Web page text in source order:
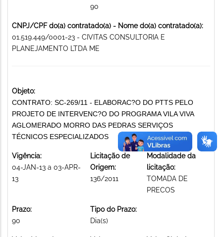
90
CNPJ/CPF do(a) contratado(a) - Nome do(a) contratado(a):
01.519.449/0001-23 - CIVITAS CONSULTORIA E
PLANEJAMENTO LTDA ME
Objeto:
CONTRATO: SC-269/11 - ELABORAC?O DO PTTS PELO
PROJETO DE INTERVENC?O DO PROGRAMA VILA VIVA
AGLOMERADO MORRO DAS PEDRAS SERVIÇOS
TÉCNICOS ESPECIALIZADOS
Vigência:
04-JAN-13 a 03-APR-
13
Licitação de
Origem:
136/2011
Modalidade da
licitação:
TOMADA DE
PRECOS
Prazo:
90
Tipo do Prazo:
Dia(s)